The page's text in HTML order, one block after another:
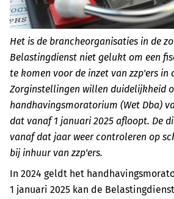
Het is de brancheorganisaties in de
Belastingdienst niet gelukt om een
te komen voor de inzet van zzp'ers in
Zorginstellingen willen duidelijkheid
handhavingsmoratorium (Wet Dba)
dat vanaf 1 januari 2025 afloopt. De
vanafdat jaar weer controleren op
bij inhuur van zzp'ers.
In 2024 geldt het
1 januari 2025 kan de